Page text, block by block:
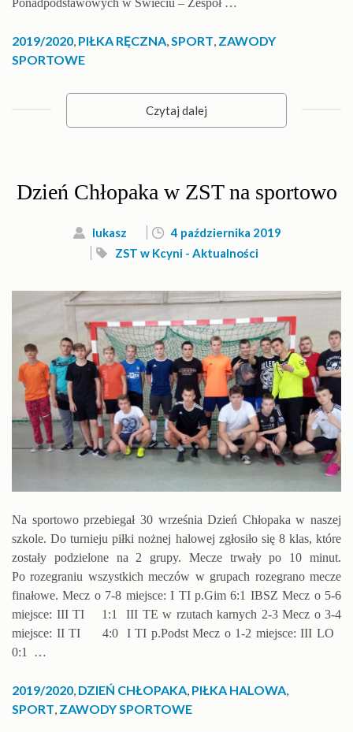
Ponadpodstawowych w Świeciu – Zespół …
2019/2020, PIŁKA RĘCZNA,SPORT, ZAWODY
SPORTOWE
Czytaj dalej
Dzień Chłopaka w ZST na sportowo
lukasz
4 października 2019
ZST w Kcyni - Aktualności
Na sportowo przebiegał 30 września Dzień Chłopaka w naszej
szkole. Do turnieju piłki nożnej halowej zgłosiło się 8 klas, które
zostały podzielone na 2 grupy. Mecze trwały po 10 minut.
Po rozegraniu wszystkich meczów w grupach rozegrano mecze
finałowe. Mecz o 7-8 miejsce: I TI p.Gim 6:1 IBSZ Mecz o 5-6
miejsce: III TI 1:1 III TE w rzutach karnych 2-3 Mecz o 3-4
miejsce: II TI 4:0 I TI p.Podst Mecz o 1-2 miejsce: III LO
0:1 …
2019/2020 DZIEŃ CHŁOPAKA PIŁKA HALOWA
SPORT ZAWODY SPORTOWE